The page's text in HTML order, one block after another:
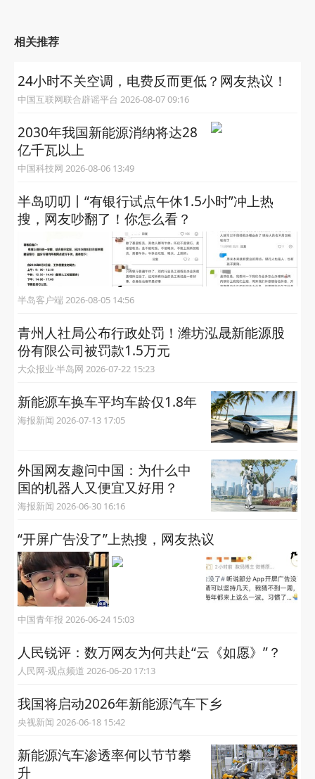
相关推荐
24小时不关空调，电费反而更低？网友热议！
中国互联网联合辟谣平台 2026-08-07 09:16
2030年我国新能源消纳将达28
亿千瓦以上
中国科技网 2026-08-06 13:49
半岛叨叨丨“有银行试点午休1.5小时”冲上热
搜，网友吵翻了！你怎么看？
半岛客户端 2026-08-05 14:56
青州人社局公布行政处罚！潍坊泓晟新能源股
份有限公司被罚款1.5万元
大众报业·半岛网 2026-07-22 15:23
新能源车换车平均车龄仅1.8年
海报新闻 2026-07-13 17:05
外国网友趣问中国：为什么中
国的机器人又便宜又好用？
海报新闻 2026-06-30 16:16
“开屏广告没了”上热搜，网友热议
中国青年报 2026-06-24 15:03
人民锐评：数万网友为何共赴“云《如愿》”？
人民网-观点频道 2026-06-20 17:13
我国将启动2026年新能源汽车下乡
央视新闻 2026-06-18 15:42
新能源汽车渗透率何以节节攀
升